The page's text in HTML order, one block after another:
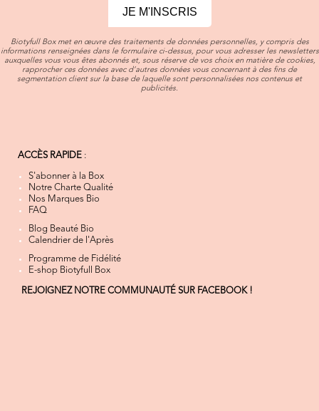
JE M'INSCRIS
Biotyfull Box met en œuvre des traitements de données personnelles, y compris des
informations renseignées dans le formulaire ci-dessus, pour vous adresser les newsletters
auxquelles vous vous êtes abonnés et, sous réserve de vos choix en matière de cookies,
rapprocher ces données avec d’autres données vous concernant à des fins de
segmentation client sur la base de laquelle sont personnalisées nos contenus et
publicités.
ACCÈS RAPIDE :
S'abonner à la Box
Notre Charte Qualité
Nos Marques Bio
FAQ
Blog Beauté Bio
Calendrier de l'Après
Programme de Fidélité
E-shop Biotyfull Box
REJOIGNEZ NOTRE COMMUNAUTÉ SUR FACEBOOK !